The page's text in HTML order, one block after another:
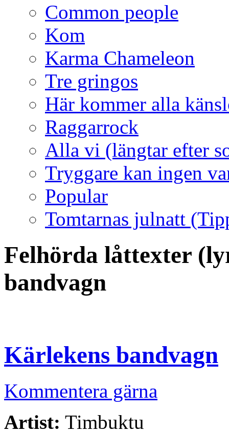
Common people
Kom
Karma Chameleon
Tre gringos
Här kommer alla
Raggarrock
Alla vi (längtar efter
Tryggare kan ingen
Popular
Tomtarnas julnatt
Felhörda låttexter
bandvagn
Kärlekens bandvagn
Kommentera gärna
Artist: Timbuktu